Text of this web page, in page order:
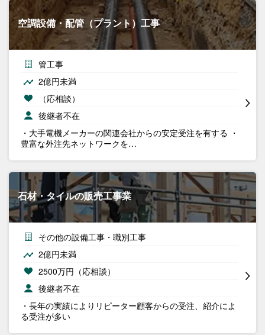
空調設備・配管（プラント）工事
管工事
2億円未満
（応相談）
後継者不在
・大手電機メーカーの関連会社からの安定受注を有する ・
豊富な外注先ネットワークを…
石材・タイルの販売工事業
その他の設備工事・職別工事
2億円未満
2500万円（応相談）
後継者不在
・長年の実績によりリピーター顧客からの受注、紹介によ
る受注が多い